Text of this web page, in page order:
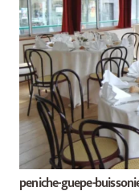
peniche-guepe-